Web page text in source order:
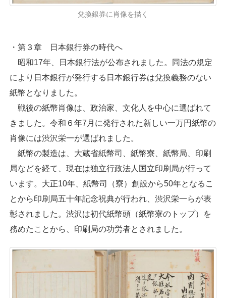
兌換銀券に肖像を描く
・第３章 日本銀行券の時代へ
昭和17年、日本銀行法が公布されました。同法の規定
により日本銀行が発行する日本銀行券は兌換義務のない
紙幣となりました。
戦後の紙幣肖像は、政治家、文化人を中心に選ばれて
きました。令和６年7月に発行された新しい一万円紙幣の
肖像には渋沢栄一が選ばれました。
紙幣の製造は、大蔵省紙幣司、紙幣寮、紙幣局、印刷
局などを経て、現在は独立行政法人国立印刷局が行って
います。大正10年、紙幣司（寮）創設から50年となるこ
とから印刷局五十年記念祝典が行われ、渋沢栄一らが表
彰されました。渋沢は初代紙幣頭（紙幣寮のトップ）を
務めたことから、印刷局の功労者とされました。